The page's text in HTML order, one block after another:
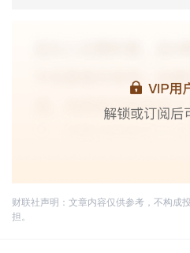
财联社声明：文章内容仅供参考，不构成
担。